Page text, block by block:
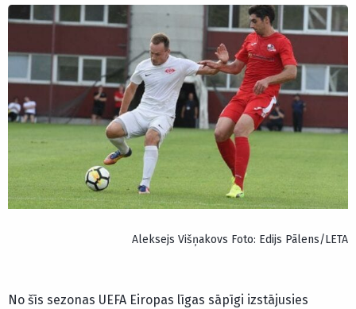
Aleksejs Višņakovs Foto: Edijs Pālens/LETA
No šīs sezonas UEFA Eiropas līgas sāpīgi izstājusies